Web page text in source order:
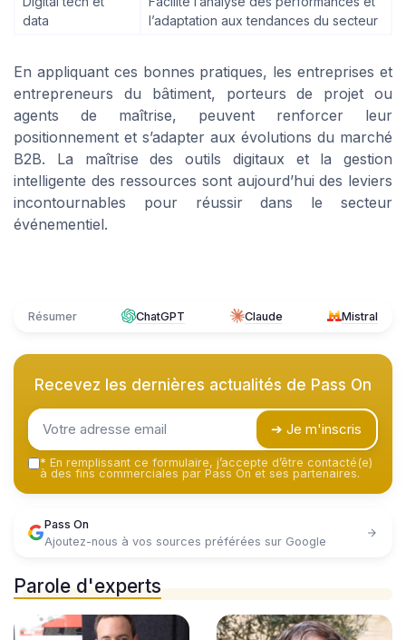
data
l’adaptation aux tendances du secteur
En appliquant ces bonnes pratiques, les entreprises et
entrepreneurs du bâtiment, porteurs de projet ou
agents de maîtrise, peuvent renforcer leur
positionnement et s’adapter aux évolutions du marché
B2B. La maîtrise des outils digitaux et la gestion
intelligente des ressources sont aujourd’hui des leviers
incontournables pour réussir dans le secteur
événementiel.
Résumer ChatGPT Claude Mistral
Recevez les dernières actualités de Pass On
➔ Je m'inscris
* En remplissant ce formulaire, j’accepte d’être contacté(e)
à des fins commerciales par Pass On et ses partenaires.
Pass On
Ajoutez-nous à vos sources préférées sur Google
Parole d'experts